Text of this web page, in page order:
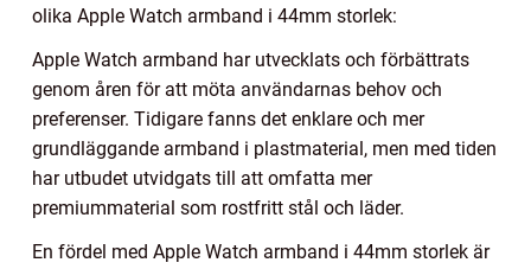
olika Apple Watch armband i 44mm storlek:
Apple Watch armband har utvecklats och förbättrats
genom åren för att möta användarnas behov och
preferenser. Tidigare fanns det enklare och mer
grundläggande armband i plastmaterial, men med tiden
har utbudet utvidgats till att omfatta mer
premiummaterial som rostfritt stål och läder.
En fördel med Apple Watch armband i 44mm storlek är